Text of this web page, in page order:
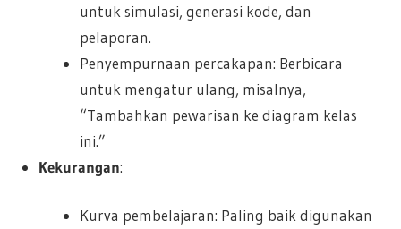
untuk simulasi, generasi kode, dan
pelaporan.
Penyempurnaan percakapan: Berbicara
untuk mengatur ulang, misalnya,
“Tambahkan pewarisan ke diagram kelas
ini.”
Kekurangan:
Kurva pembelajaran: Paling baik digunakan